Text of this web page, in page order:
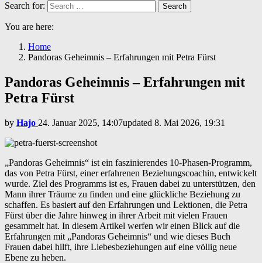
Search for:
Search
You are here:
Home
Pandoras Geheimnis – Erfahrungen mit Petra Fürst
Pandoras Geheimnis – Erfahrungen mit
Petra Fürst
by Hajo 24. Januar 2025, 14:07updated 8. Mai 2026, 19:31
„Pandoras Geheimnis“ ist ein faszinierendes 10-Phasen-Programm,
das von Petra Fürst, einer erfahrenen Beziehungscoachin, entwickelt
wurde. Ziel des Programms ist es, Frauen dabei zu unterstützen, den
Mann ihrer Träume zu finden und eine glückliche Beziehung zu
schaffen. Es basiert auf den Erfahrungen und Lektionen, die Petra
Fürst über die Jahre hinweg in ihrer Arbeit mit vielen Frauen
gesammelt hat. In diesem Artikel werfen wir einen Blick auf die
Erfahrungen mit „Pandoras Geheimnis“ und wie dieses Buch
Frauen dabei hilft, ihre Liebesbeziehungen auf eine völlig neue
Ebene zu heben.